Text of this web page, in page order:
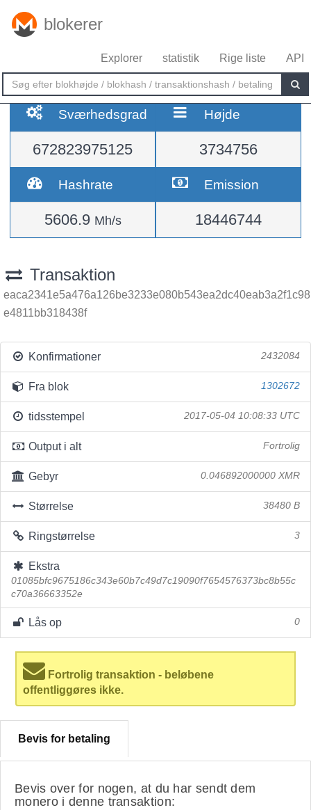
blokerer
Explorer statistik Rige liste API
Sværhedsgrad
672823975125
Højde
3734756
Hashrate
5606.9 Mh/s
Emission
18446744
Transaktion
eaca2341e5a476a126be3233e080b543ea2dc40eab3a2f1c98
e4811bb318438f
Konfirmationer 2432084
Fra blok 1302672
tidsstempel 2017-05-04 10:08:33 UTC
Output i alt Fortrolig
Gebyr 0.046892000000 XMR
Størrelse 38480 B
Ringstørrelse 3
Ekstra
01085bfc9675186c343e60b7c49d7c19090f7654576373bc8b55c
c70a36663352e
Lås op 0
Fortrolig transaktion - beløbene
offentliggøres ikke.
Bevis for betaling
Bevis over for nogen, at du har sendt dem
monero i denne transaktion: